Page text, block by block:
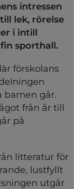
intressen
lek, rörelse
i intill
sporthall.
förskolans
barnen går.
från år till
på
litteratur för
lustfyllt
utgår